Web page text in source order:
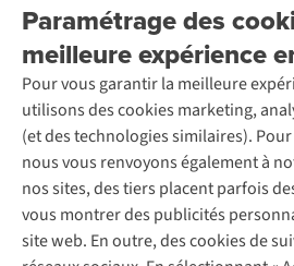
Paramétrage des
meilleure expérience
Pour vous garantir la meilleure
utilisons des cookies marketing,
(et des technologies similaires).
nous vous renvoyons également à
nos sites, des tiers placent parfois
vous montrer des publicités
site web. En outre, des cookies de
Retourner
Rétractation d'une commande
Entretien & réparations
Garantie
Contactez-nous
Entreprise responsable
À propos d’Ayacucho
Nos magasins
À propos d’A.S.Adventure
Déclaration d'accessibilité
Location / Location sports d’hiver
Seconde-main
Entretien de ski
Service de lavage
Entretien de chaussures
Réparation de chaussures
Réparation de vêtements
Retouches
Pour les entreprises
Découvrez
A.S.Magazine
Explore Camp
Expertise & conseils
Abonnez-vous à la newsletter
Suivez-nous